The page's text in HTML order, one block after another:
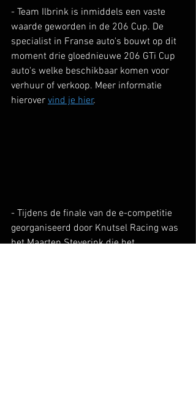
- Team Ilbrink is inmiddels een vaste
waarde geworden in de 206 Cup. De
specialist in Franse auto's bouwt op dit
moment drie gloednieuwe 206 GTi Cup
auto's welke beschikbaar komen voor
verhuur of verkoop. Meer informatie
hierover vind je hier.
- Tijdens de finale van de e-competitie
georganiseerd door Knutsel Racing was
het Maarten Steverink die het